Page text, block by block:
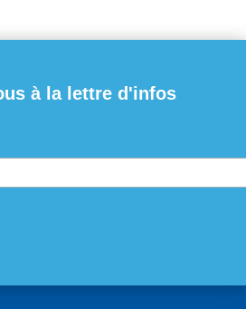
à la lettre d'infos